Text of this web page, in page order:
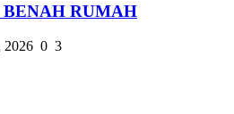
RUMAH
2026 0 3